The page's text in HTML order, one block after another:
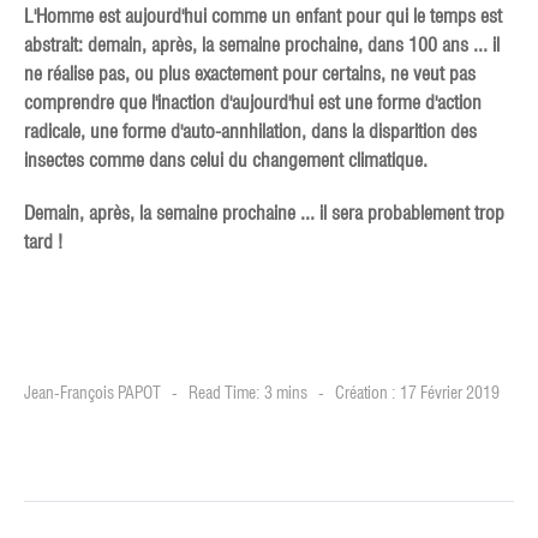
L'Homme est aujourd'hui comme un enfant pour qui le temps est
abstrait: demain, après, la semaine prochaine, dans 100 ans ... il
ne réalise pas, ou plus exactement pour certains, ne veut pas
comprendre que l'inaction d'aujourd'hui est une forme d'action
radicale, une forme d'auto-annhilation, dans la disparition des
insectes comme dans celui du changement climatique.
Demain, après, la semaine prochaine ... il sera probablement trop
tard !
Jean-François PAPOT Read Time: 3 mins Création : 17 Février 2019